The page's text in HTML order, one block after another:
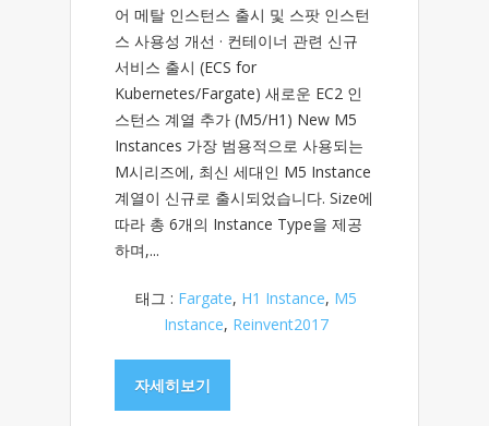
어 메탈 인스턴스 출시 및 스팟 인스턴
스 사용성 개선 · 컨테이너 관련 신규
서비스 출시 (ECS for
Kubernetes/Fargate) 새로운 EC2 인
스턴스 계열 추가 (M5/H1) New M5
Instances 가장 범용적으로 사용되는
M시리즈에, 최신 세대인 M5 Instance
계열이 신규로 출시되었습니다. Size에
따라 총 6개의 Instance Type을 제공
하며,...
태그 : Fargate, H1 Instance, M5
Instance, Reinvent2017
자세히보기